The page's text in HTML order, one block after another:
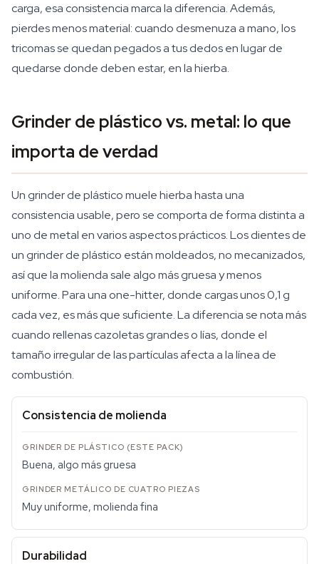
carga, esa consistencia marca la diferencia. Además,
pierdes menos material: cuando desmenuza a mano, los
tricomas se quedan pegados a tus dedos en lugar de
quedarse donde deben estar, en la hierba.
Grinder de plástico vs. metal: lo que
importa de verdad
Un grinder de plástico muele hierba hasta una
consistencia usable, pero se comporta de forma distinta a
uno de metal en varios aspectos prácticos. Los dientes de
un grinder de plástico están moldeados, no mecanizados,
así que la molienda sale algo más gruesa y menos
uniforme. Para una one-hitter, donde cargas unos 0,1 g
cada vez, es más que suficiente. La diferencia se nota más
cuando rellenas cazoletas grandes o lías, donde el
tamaño irregular de las partículas afecta a la línea de
combustión.
Consistencia de molienda
Buena, algo más gruesa
Muy uniforme, molienda fina
Durabilidad